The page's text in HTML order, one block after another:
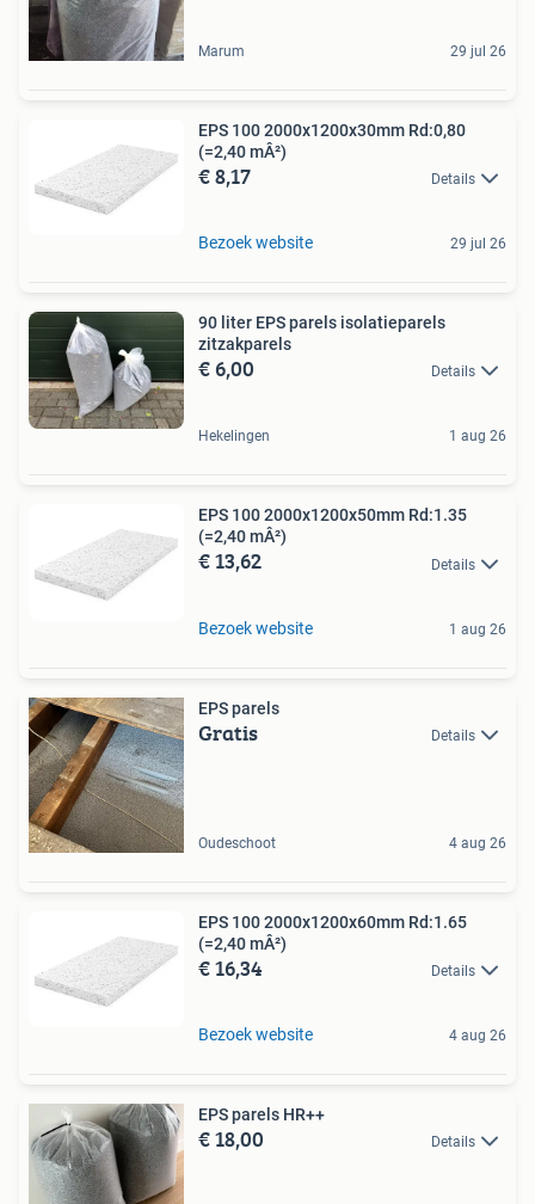
Marum 29 jul 26
EPS 100 2000x1200x30mm Rd:0,80
(=2,40 mÂ²)
€ 8,17 Details
Bezoek website 29 jul 26
90 liter EPS parels isolatieparels
zitzakparels
€ 6,00 Details
Hekelingen 1 aug 26
EPS 100 2000x1200x50mm Rd:1.35
(=2,40 mÂ²)
€ 13,62 Details
Bezoek website 1 aug 26
EPS parels
Gratis Details
Oudeschoot 4 aug 26
EPS 100 2000x1200x60mm Rd:1.65
(=2,40 mÂ²)
€ 16,34 Details
Bezoek website 4 aug 26
EPS parels HR++
€ 18,00 Details